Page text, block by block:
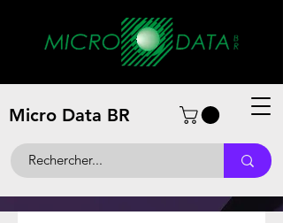
Micro Data BR